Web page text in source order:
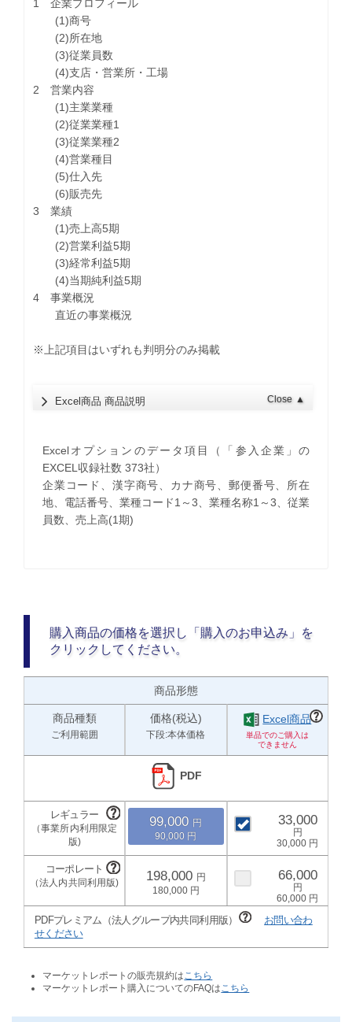
1 企業プロフィール
(1)商号
(2)所在地
(3)従業員数
(4)支店・営業所・工場
2 営業内容
(1)主業業種
(2)従業業種1
(3)従業業種2
(4)営業種目
(5)仕入先
(6)販売先
3 業績
(1)売上高5期
(2)営業利益5期
(3)経常利益5期
(4)当期純利益5期
4 事業概況
直近の事業概況
※上記項目はいずれも判明分のみ掲載
Excel商品 商品説明 Close ▲
Excelオプションのデータ項目（「参入企業」の
EXCEL収録社数 373社）
企業コード、漢字商号、カナ商号、郵便番号、所在
地、電話番号、業種コード1～3、業種名称1～3、従業
員数、売上高(1期)
購入商品の価格を選択し「購入のお申込み」を
クリックしてください。
商品形態
商品種類
ご利用範囲
価格(税込)
下段:本体価格
Excel商品
PDF
99,000
90,000
33,000
30,000
198,000
180,000
66,000
60,000
PDFプレミアム（法人グループ内共同利用版）
お問い合わ
せください
マーケットレポートの販売規約は こちら
マーケットレポート購入についてのFAQは こちら